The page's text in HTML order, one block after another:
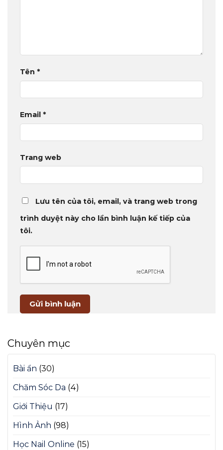
Tên *
Email *
Trang web
Lưu tên của tôi, email, và trang web trong
trình duyệt này cho lần bình luận kế tiếp của
tôi.
Chuyên mục
Bài ẩn (30)
Chăm Sóc Da (4)
Giới Thiệu (17)
Hình Ảnh (98)
Học Nail Online (15)